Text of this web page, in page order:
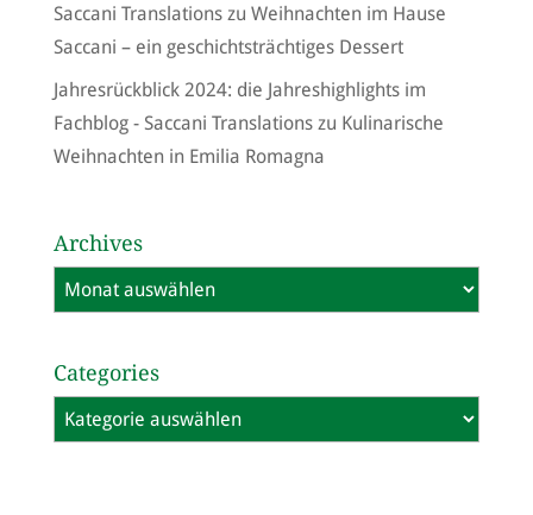
Saccani Translationszu Weihnachten im Hause
Saccani – ein geschichtsträchtiges Dessert
Jahresrückblick 2024: die Jahreshighlights im
Fachblog - Saccani Translationszu Kulinarische
Weihnachten in Emilia Romagna
Archives
Archives
Categories
Categories